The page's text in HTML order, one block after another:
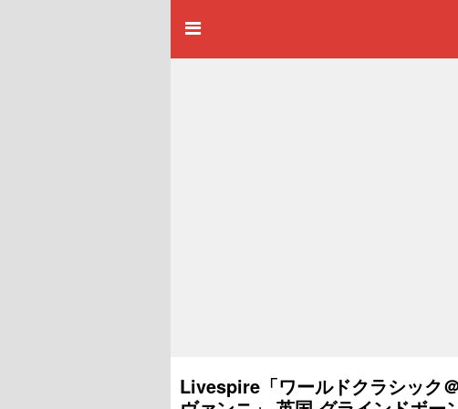
Livespire「ワールドクラシック